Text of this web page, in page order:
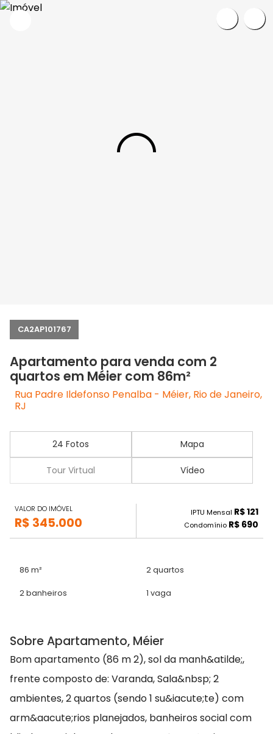
CA2AP101767
Apartamento para venda com 2
quartos em Méier com 86m²
Rua Padre Ildefonso Penalba - Méier, Rio de Janeiro,
RJ
24 Fotos Mapa
Tour Virtual Vídeo
VALOR DO IMÓVEL
R$ 345.000
IPTU Mensal R$ 121
Condomínio R$ 690
86 m² 2 quartos
2 banheiros 1 vaga
Sobre Apartamento, Méier
Bom apartamento (86 m 2), sol da manh&atilde;,
frente composto de: Varanda, Sala&nbsp; 2
ambientes, 2 quartos (sendo 1 su&iacute;te) com
arm&aacute;rios planejados, banheiros social com